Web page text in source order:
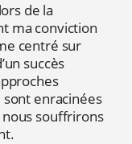
de la
ma conviction
centré sur
succès
sont enracinées
nous souffrirons